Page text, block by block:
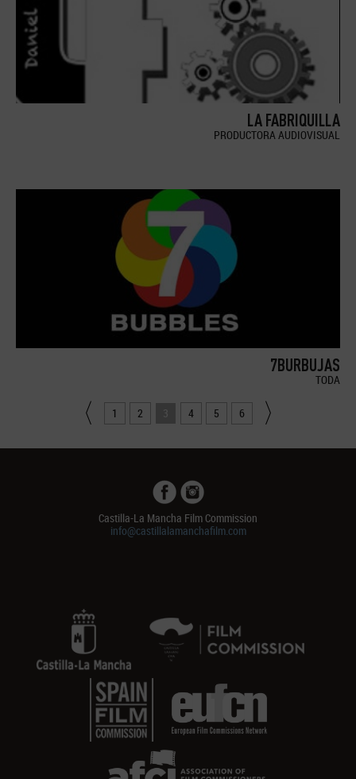
LA FABRIQUILLA
PRODUCTORA AUDIOVISUAL
7BURBUJAS
TODA
1 2 3 4 5 6
Castilla-La Mancha Film Commission
info@castillalamanchafilm.com